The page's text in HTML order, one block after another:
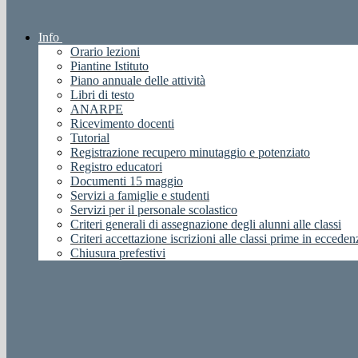
Info
Orario lezioni
Piantine Istituto
Piano annuale delle attività
Libri di testo
ANARPE
Ricevimento docenti
Tutorial
Registrazione recupero minutaggio e potenziato
Registro educatori
Documenti 15 maggio
Servizi a famiglie e studenti
Servizi per il personale scolastico
Criteri generali di assegnazione degli alunni alle classi
Criteri accettazione iscrizioni alle classi prime in
Chiusura prefestivi